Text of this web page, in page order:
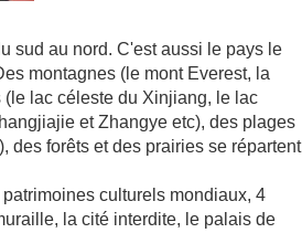
sud au nord. C'est aussi le pays le
montagnes (le mont Everest, la
lac céleste du Xinjiang, le lac
et Zhangye etc), des plages
des forêts et des prairies se répartent
culturels mondiaux, 4
la cité interdite, le palais de